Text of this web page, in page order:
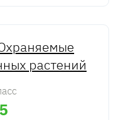
растений
5